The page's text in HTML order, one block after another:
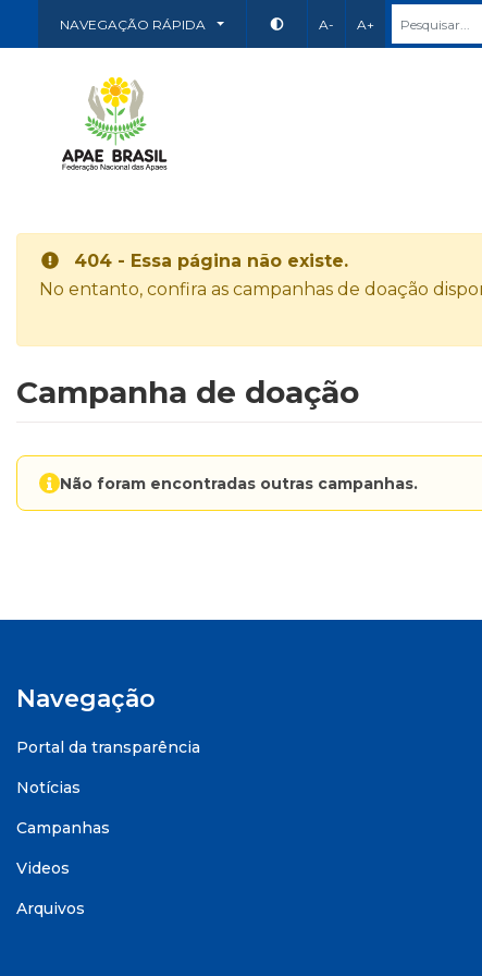
NAVEGAÇÃO RÁPIDA A- A+
404 - Essa página não existe.
No entanto, confira as campanhas de doação
Campanha de doação
Não foram encontradas outras campanhas.
Navegação
Portal da transparência
Notícias
Campanhas
Videos
Arquivos